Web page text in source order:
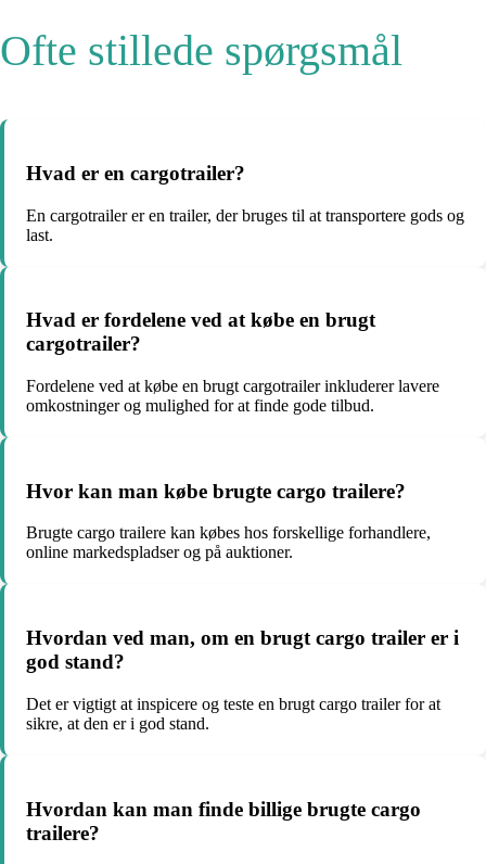
Ofte stillede spørgsmål
Hvad er en cargotrailer?
En cargotrailer er en trailer, der bruges til at transportere gods og
last.
Hvad er fordelene ved at købe en brugt
cargotrailer?
Fordelene ved at købe en brugt cargotrailer inkluderer lavere
omkostninger og mulighed for at finde gode tilbud.
Hvor kan man købe brugte cargo trailere?
Brugte cargo trailere kan købes hos forskellige forhandlere,
online markedspladser og på auktioner.
Hvordan ved man, om en brugt cargo trailer er i
god stand?
Det er vigtigt at inspicere og teste en brugt cargo trailer for at
sikre, at den er i god stand.
Hvordan kan man finde billige brugte cargo
trailere?